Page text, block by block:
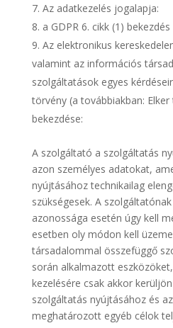
Az adatkezelés jogalapja:
a GDPR 6. cikk (1)
Az elektronikus
valamint az információs
szolgáltatások egyes
törvény (a továbbiakban: Elker
bekezdése:
A szolgáltató a szolgáltatás
azon személyes adatokat,
nyújtásához technikailag
szükségesek. A
azonossága esetén úgy kell
esetben oly módon kell
társadalommal összefüggő
során alkalmazott
kezelésére csak akkor
szolgáltatás nyújtásához és
meghatározott egyéb célok